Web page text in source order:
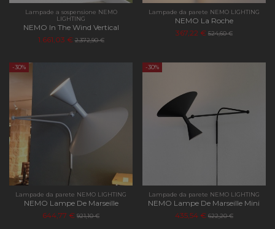
Lampade a sospensione NEMO
LIGHTING
NEMO In The Wind Vertical
1.661,03 € 2.372,90 €
Lampade da parete NEMO LIGHTING
NEMO La Roche
367,22 € 524,60 €
-30%
Lampade da parete NEMO LIGHTING
NEMO Lampe De Marseille
644,77 € 921,10 €
-30%
Lampade da parete NEMO LIGHTING
NEMO Lampe De Marseille Mini
435,54 € 622,20 €
aggiorna
valore
_gat
.apilluminazione.com
Google
richieste,
limitando
raccolta